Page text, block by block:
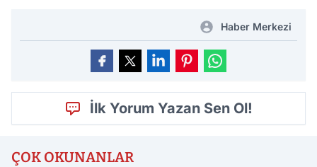
Haber Merkezi
İlk Yorum Yazan Sen Ol!
ÇOK OKUNANLAR